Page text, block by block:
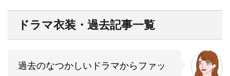
ドラマ衣装・過去記事一覧
過去のなつかしいドラマからファッ